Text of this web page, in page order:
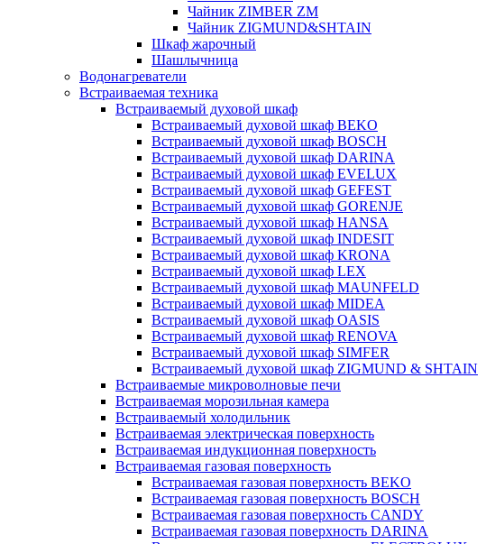
Чайник ZIMBER ZM
Чайник ZIGMUND&SHTAIN
Шкаф жарочный
Шашлычница
Водонагреватели
Встраиваемая техника
Встраиваемый духовой шкаф
Встраиваемый духовой шкаф BEKO
Встраиваемый духовой шкаф BOSCH
Встраиваемый духовой шкаф DARINA
Встраиваемый духовой шкаф EVELUX
Встраиваемый духовой шкаф GEFEST
Встраиваемый духовой шкаф GORENJE
Встраиваемый духовой шкаф HANSA
Встраиваемый духовой шкаф INDESIT
Встраиваемый духовой шкаф KRONA
Встраиваемый духовой шкаф LEX
Встраиваемый духовой шкаф MAUNFELD
Встраиваемый духовой шкаф MIDEA
Встраиваемый духовой шкаф OASIS
Встраиваемый духовой шкаф RENOVA
Встраиваемый духовой шкаф SIMFER
Встраиваемый духовой шкаф ZIGMUND & SHTAIN
Встраиваемые микроволновые печи
Встраиваемая морозильная камера
Встраиваемый холодильник
Встраиваемая электрическая поверхность
Встраиваемая индукционная поверхность
Встраиваемая газовая поверхность
Встраиваемая газовая поверхность BEKO
Встраиваемая газовая поверхность BOSCH
Встраиваемая газовая поверхность CANDY
Встраиваемая газовая поверхность DARINA